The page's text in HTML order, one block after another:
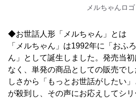
メルちゃんロゴ
◆お世話人形「メルちゃん」とは
「メルちゃん」は1992年に「おふ
ん」として誕生しました。発売当
なく、単発の商品としての販売で
しさから「もっとお世話がしたい
が殺到し、その声にお応えしてシ